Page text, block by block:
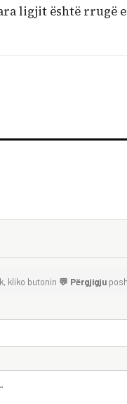
ligjit është rrugë
kliko butonin 💬 Përgjigju